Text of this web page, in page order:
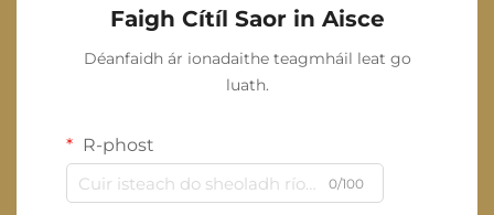
Faigh Cítíl Saor in Aisce
Déanfaidh ár ionadaithe teagmháil leat go
luath.
R-phost
0/100